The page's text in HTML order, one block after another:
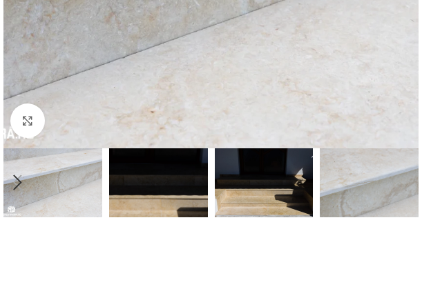
Mărește imaginea